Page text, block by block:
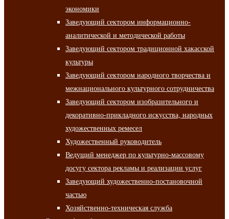
экономики
Заведующий сектором информационно-
аналитической и методической работы
Заведующий сектором традиционной хакасской
культуры
Заведующий сектором народного творчества и
межнационального культурного сотрудничества
Заведующий сектором изобразительного и
декоративно-прикладного искусства, народных
художественных ремесел
Художественный руководитель
Ведущий менеджер по культурно-массовому
досугу сектора рекламы и реализации услуг
Заведующий художественно-постановочной
частью
Хозяйственно-техническая служба